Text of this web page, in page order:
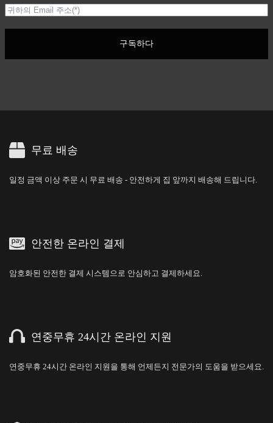
구독하다
무료 배송
일정 금액 이상 주문 시 무료 배송 - 안전하게 집 앞까지 배송해 드립니다.
안전한 온라인 결제
암호화된 안전한 결제 시스템으로 안심하고 결제하세요.
연중무휴 24시간 온라인 지원
연중무휴 24시간 온라인 지원을 통해 언제든지 전문가의 도움을 받으세요.